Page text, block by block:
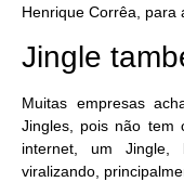
Henrique Corrêa, para
Jingle
Muitas empresas
Jingles, pois não tem
internet, um Jingle,
viralizando,